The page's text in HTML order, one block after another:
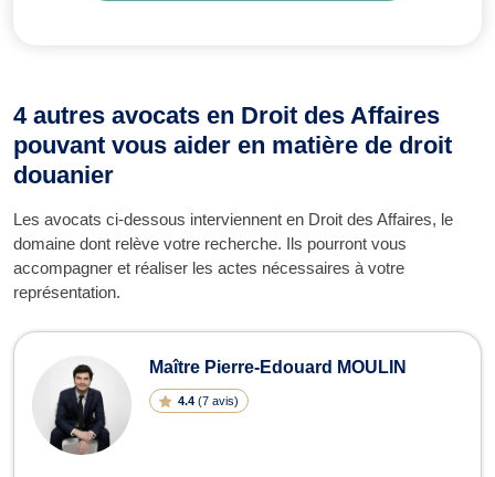
4 autres avocats en Droit des Affaires
pouvant vous aider en matière de droit
douanier
Les avocats ci-dessous interviennent en Droit des Affaires, le
domaine dont relève votre recherche. Ils pourront vous
accompagner et réaliser les actes nécessaires à votre
représentation.
Maître Pierre-Edouard MOULIN
4.4 (7 avis)